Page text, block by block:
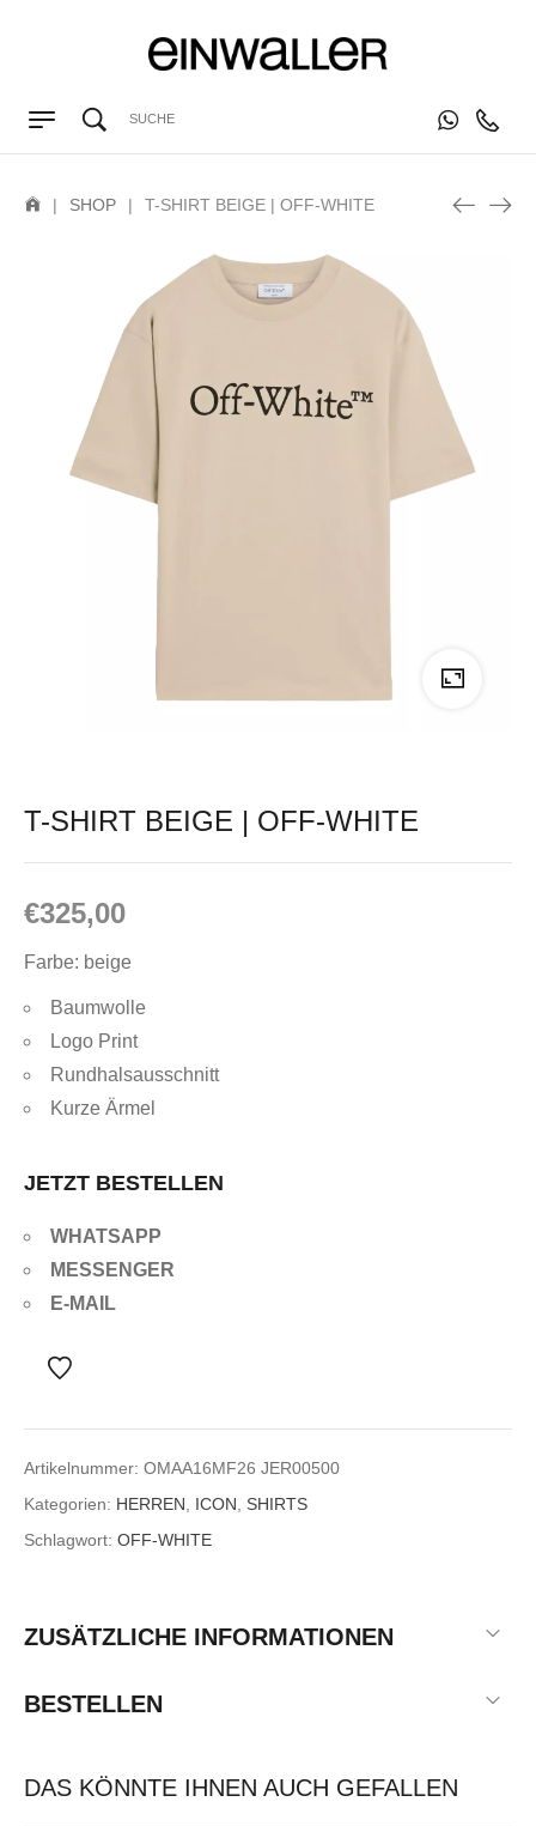
| SHOP | T-SHIRT BEIGE | OFF-WHITE
T-SHIRT BEIGE | OFF-WHITE
€325,00
Farbe: beige
Baumwolle
Logo Print
Rundhalsausschnitt
Kurze Ärmel
JETZT BESTELLEN
WHATSAPP
MESSENGER
E-MAIL
Artikelnummer: OMAA16MF26 JER00500
Kategorien: HERREN ICON
SHIRTS
Schlagwort: OFF-WHITE
ZUSÄTZLICHE INFORMATIONEN
BESTELLEN
DAS KÖNNTE IHNEN AUCH GEFALLEN